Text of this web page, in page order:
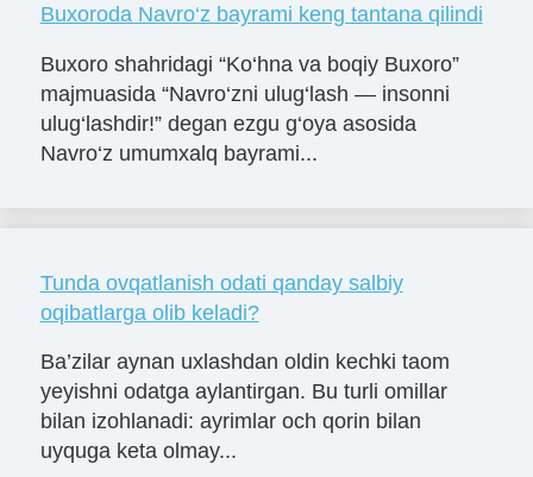
Buxoroda Navro‘z bayrami keng tantana qilindi
Buxoro shahridagi “Ko‘hna va boqiy Buxoro”
majmuasida “Navro‘zni ulug‘lash — insonni
ulug‘lashdir!” degan ezgu g‘oya asosida
Navro‘z umumxalq bayrami...
Tunda ovqatlanish odati qanday salbiy
oqibatlarga olib keladi?
Ba’zilar aynan uxlashdan oldin kechki taom
yeyishni odatga aylantirgan. Bu turli omillar
bilan izohlanadi: ayrimlar och qorin bilan
uyquga keta olmay...